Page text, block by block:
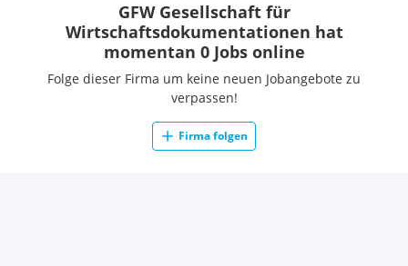
GFW Gesellschaft für
Wirtschaftsdokumentationen hat
momentan 0 Jobs online
Folge dieser Firma um keine neuen Jobangebote zu
verpassen!
Firma folgen